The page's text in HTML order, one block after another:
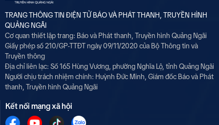
TRANG THÔNG TIN ĐIỆN TỬ BÁO VÀ PHÁT THANH, TRUYỀN HÌNH
QUẢNG NGÃI
Cơ quan thiết lập trang: Báo và Phát thanh, Truyền hình Quảng Ngãi
Giấy phép số 210/GP-TTĐT ngày 09/11/2020 của Bộ Thông tin và
Truyền thông
Địa chỉ liên lạc: Số 165 Hùng Vương, phường Nghĩa Lộ, tỉnh Quảng Ngãi
Người chịu trách nhiệm chính: Huỳnh Đức Minh, Giám đốc Báo và Phát
thanh, Truyền hình Quảng Ngãi
Kết nối mạng xã hội